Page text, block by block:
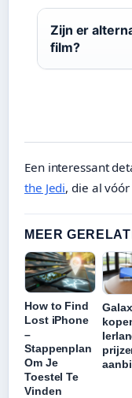
Zijn er
film?
Een interessant
the Jedi, die al
MEER
How to Find
Lost iPhone
–
Stappenplan
Om Je
Toestel Te
Vinden